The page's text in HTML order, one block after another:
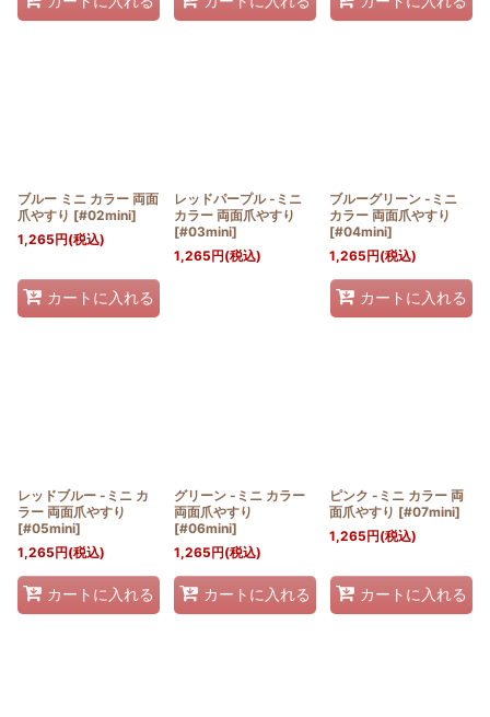
ブルー ミニ カラー 両面
爪やすり [#02mini]
1,265円(税込)
カートに入れる
レッドパープル -ミニ
カラー 両面爪やすり
[#03mini]
1,265円(税込)
ブルーグリーン -ミニ
カラー 両面爪やすり
[#04mini]
1,265円(税込)
カートに入れる
レッドブルー -ミニ カ
ラー 両面爪やすり
[#05mini]
1,265円(税込)
カートに入れる
グリーン -ミニ カラー
両面爪やすり
[#06mini]
1,265円(税込)
カートに入れる
ピンク -ミニ カラー 両
面爪やすり [#07mini]
1,265円(税込)
カートに入れる